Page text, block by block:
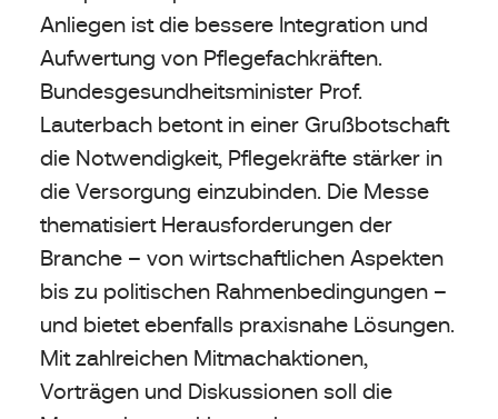
Anliegen ist die bessere Integration und
Aufwertung von Pflegefachkräften.
Bundesgesundheitsminister Prof.
Lauterbach betont in einer Grußbotschaft
die Notwendigkeit, Pflegekräfte stärker in
die Versorgung einzubinden. Die Messe
thematisiert Herausforderungen der
Branche – von wirtschaftlichen Aspekten
bis zu politischen Rahmenbedingungen –
und bietet ebenfalls praxisnahe Lösungen.
Mit zahlreichen Mitmachaktionen,
Vorträgen und Diskussionen soll die